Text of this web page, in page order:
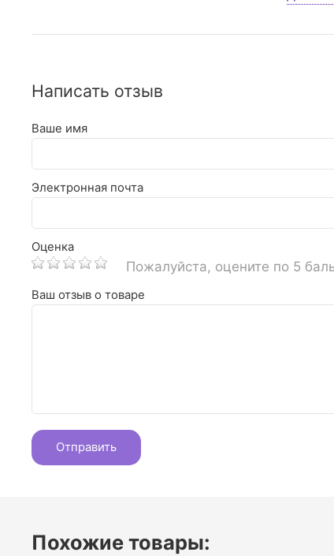
Написать отзыв
Ваше имя
Электронная почта
Оценка
Пожалуйста, оцените по 5
Ваш отзыв о товаре
Похожие товары: